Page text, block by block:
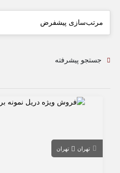
جستجو پیشرفته
تهران تهران